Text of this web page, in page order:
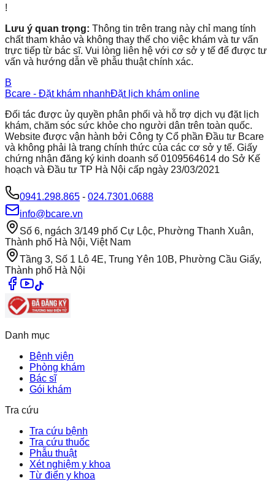
!
Lưu ý quan trọng: Thông tin trên trang này chỉ mang tính
chất tham khảo và không thay thế cho việc khám và tư vấn
trực tiếp từ bác sĩ. Vui lòng liên hệ với cơ sở y tế để được tư
vấn và hướng dẫn về phẫu thuật chính xác.
B
Bcare - Đặt khám nhanhĐặt lịch khám online
Đối tác được ủy quyền phân phối và hỗ trợ dịch vụ đặt lịch
khám, chăm sóc sức khỏe cho người dân trên toàn quốc.
Website được vận hành bởi Công ty Cổ phần Đầu tư Bcare
và không phải là trang chính thức của các cơ sở y tế. Giấy
chứng nhận đăng ký kinh doanh số 0109564614 do Sở Kế
hoạch và Đầu tư TP Hà Nội cấp ngày 23/03/2021
0941.298.865 - 024.7301.0688
info@bcare.vn
Số 6, ngách 3/149 phố Cự Lộc, Phường Thanh Xuân,
Thành phố Hà Nội, Việt Nam
Tầng 3, Số 1 Lô 4E, Trung Yên 10B, Phường Cầu Giấy,
Thành phố Hà Nội
Danh mục
Bệnh viện
Phòng khám
Bác sĩ
Gói khám
Tra cứu
Tra cứu bệnh
Tra cứu thuốc
Phẫu thuật
Xét nghiệm y khoa
Từ điển y khoa